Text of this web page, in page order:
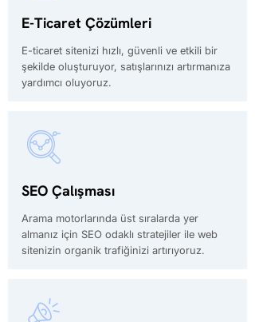
E-Ticaret Çözümleri
E-ticaret sitenizi hızlı, güvenli ve etkili bir
şekilde oluşturuyor, satışlarınızı artırmanıza
yardımcı oluyoruz.
SEO Çalışması
Arama motorlarında üst sıralarda yer
almanız için SEO odaklı stratejiler ile web
sitenizin organik trafiğinizi artırıyoruz.